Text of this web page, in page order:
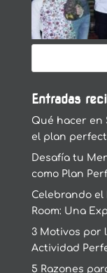
Entradas
Qué hacer en
el plan
Desafía tu
como Plan
Celebrando el
Room: Una
3 Motivos por
Actividad
5 Razones